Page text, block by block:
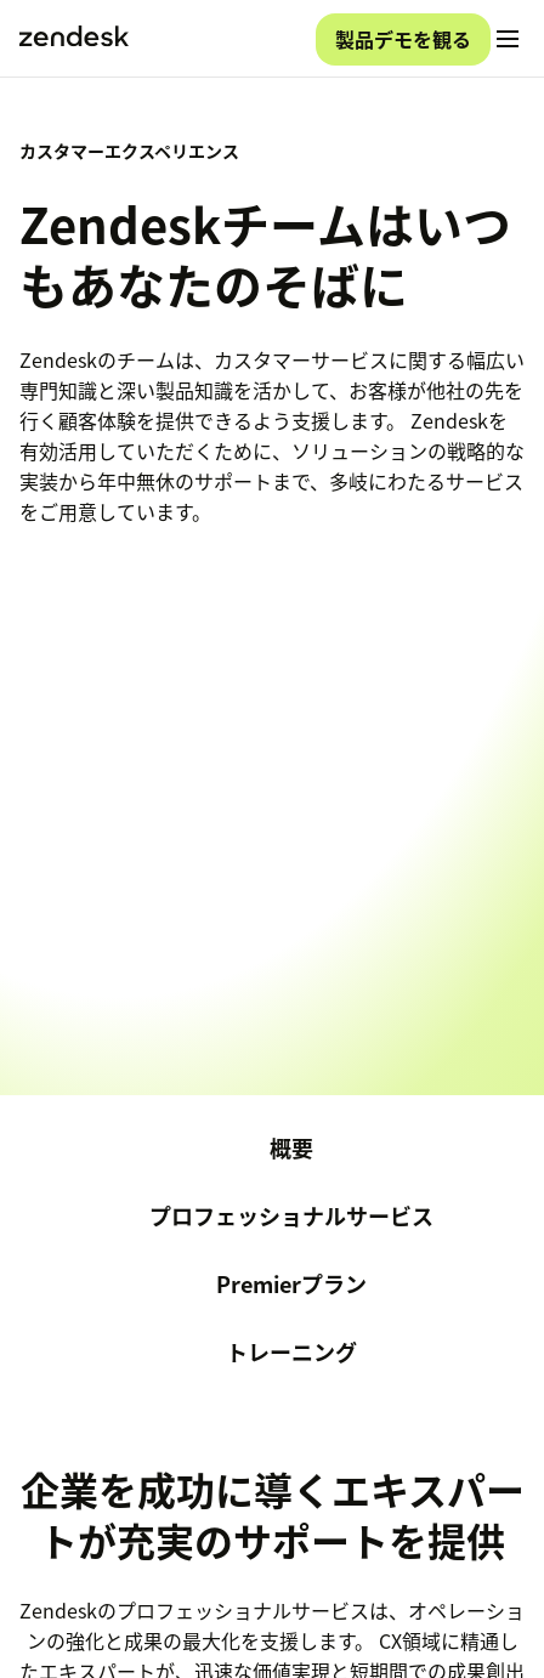
製品デモを観る
カスタマーエクスペリエンス
Zendeskチームはいつ
もあなたのそばに
Zendeskのチームは、カスタマーサービスに関する幅広い
専門知識と深い製品知識を活かして、お客様が他社の先を
行く顧客体験を提供できるよう支援します。 Zendeskを
有効活用していただくために、ソリューションの戦略的な
実装から年中無休のサポートまで、多岐にわたるサービス
をご用意しています。
概要
プロフェッショナルサービス
Premierプラン
トレーニング
企業を成功に導くエキスパー
トが充実のサポートを提供
Zendeskのプロフェッショナルサービスは、オペレーショ
ンの強化と成果の最大化を支援します。 CX領域に精通し
たエキスパートが、迅速な価値実現と短期間での成果創出